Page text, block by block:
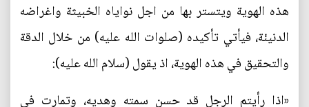
هذه الهوية ويتستر بها من اجل نواياه الخبيثة واغراضه
الدنيئة، فيأتي تأكيده (صلوات الله عليه) من خلال الدقة
والتحقيق في هذه الهوية، اذ يقول (سلام الله عليه):
«اذا رأيتم الرجل قد حسن سمته وهديه، وتمارت في